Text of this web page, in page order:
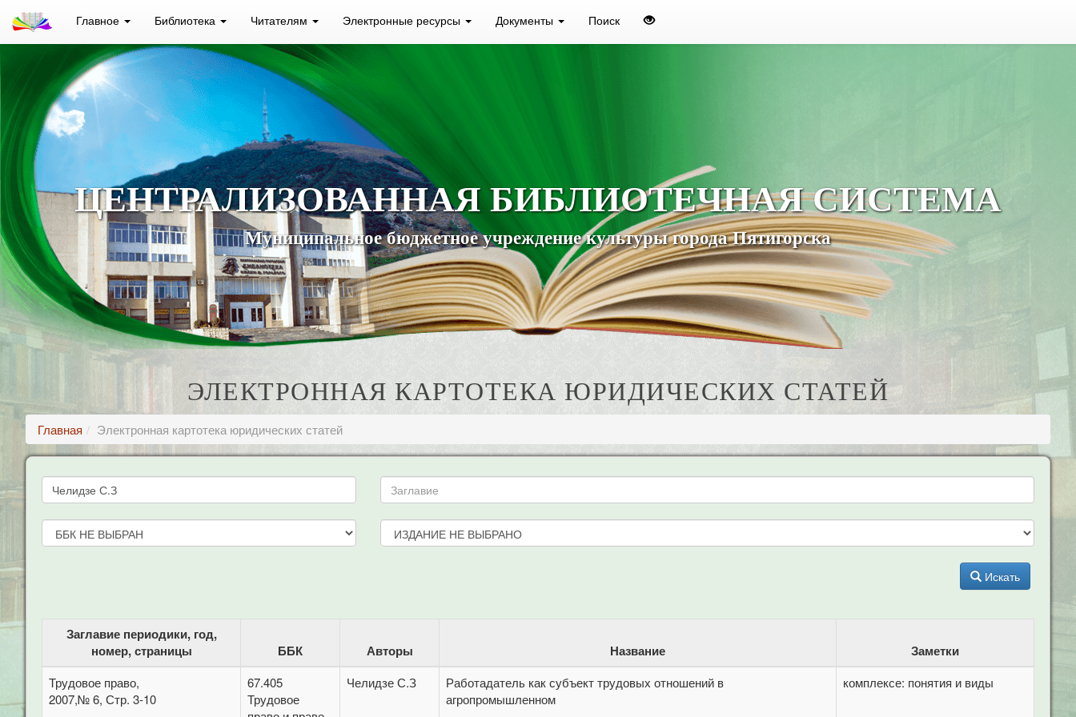
Главное Библиотека Читателям Электронные ресурсы Документы Поиск
ЦЕНТРАЛИЗОВАННАЯ БИБЛИОТЕЧНАЯ СИСТЕМА
Муниципальное бюджетное учреждение культуры города Пятигорска
ЭЛЕКТРОННАЯ КАРТОТЕКА ЮРИДИЧЕСКИХ СТАТЕЙ
Главная Электронная картотека юридических статей
Искать
Заглавие периодики, год,
номер, страницы
ББК Авторы Название Заметки
Трудовое право,
2007,№ 6, Стр. 3-10
67.405
Трудовое
Челидзе С.З
Работадатель как субъект трудовых отношений в
агропромышленном
комплексе: понятия и виды